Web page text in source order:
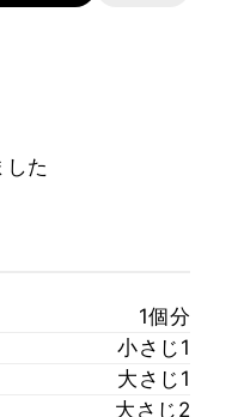
た
1個分
小さじ1
大さじ1
大さじ2